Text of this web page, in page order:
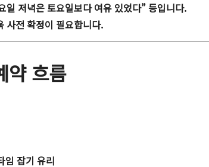
일 저녁은 토요일보다 여유 있었다” 등입니다.
사전 확정이 필요합니다.
약 흐름
임 잡기 유리